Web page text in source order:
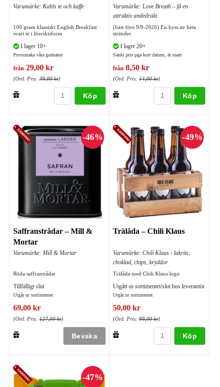
Varumärke: Kahls te och kaffe
100 gram klassiskt English Breakfast
svart te i lösviktsform
I lager 10+
Provsmaka våra godsaker
från 29,00 kr
(Ord. Pris: 39,00 kr)
Köp
Varumärke: Love Breath – få en
attraktiv andedräkt
(bäst före 9/9-2026) En kyss av heta
stränder
I lager 20+
Sänkt pris pga kort datum, ät snart
från 8,50 kr
(Ord. Pris: 14,00 kr)
Köp
Saffranstrådar – Mill &
Mortar
Varumärke: Mill & Mortar
Röda saffrantrådar
Tillfälligt slut
Utgår ur sortimentet
69,00 kr
(Ord. Pris: 127,00 kr)
Trälåda – Chili Klaus
Varumärke: Chili Klaus - lakrits,
choklad, chips, kryddor
Trälåda med Chili Klaus logo
Utgått ur sortimentet/slut hos leverantör
Utgår ur sortimentet
50,00 kr
(Ord. Pris: 99,00 kr)
Köp